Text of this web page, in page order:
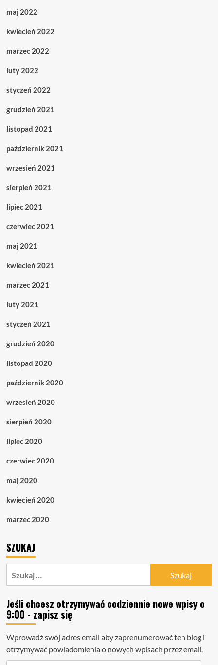
maj 2022
kwiecień 2022
marzec 2022
luty 2022
styczeń 2022
grudzień 2021
listopad 2021
październik 2021
wrzesień 2021
sierpień 2021
lipiec 2021
czerwiec 2021
maj 2021
kwiecień 2021
marzec 2021
luty 2021
styczeń 2021
grudzień 2020
listopad 2020
październik 2020
wrzesień 2020
sierpień 2020
lipiec 2020
czerwiec 2020
maj 2020
kwiecień 2020
marzec 2020
SZUKAJ
Jeśli chcesz otrzymywać codziennie nowe wpisy o
9:00 - zapisz się
Wprowadź swój adres email aby zaprenumerować ten blog i
otrzymywać powiadomienia o nowych wpisach przez email.